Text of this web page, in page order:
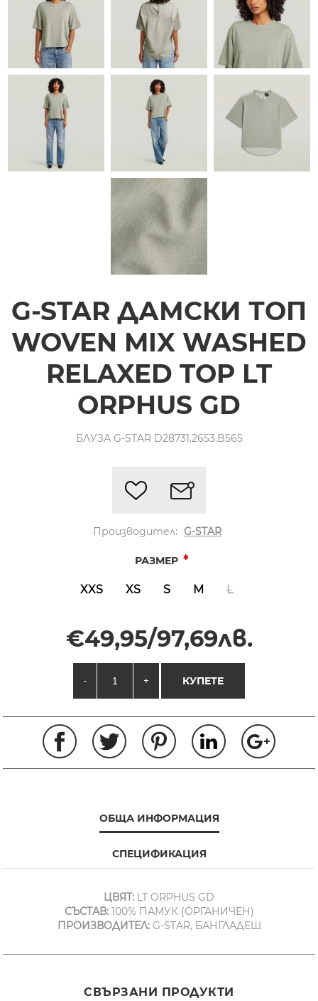
G-STAR ДАМСКИ ТОП
WOVEN MIX WASHED
RELAXED TOP LT
ORPHUS GD
БЛУЗА G-STAR D28731.2653.B565
Производител: G-STAR
РАЗМЕР *
XXS XS S M L
€49,95/97,69лв.
- + КУПЕТЕ
ОБЩА ИНФОРМАЦИЯ
СПЕЦИФИКАЦИЯ
ЦВЯТ: LT ORPHUS GD
СЪСТАВ:100% ПАМУК (ОРГАНИЧЕН)
ПРОИЗВОДИТЕЛ:G-STAR, БАНГЛАДЕШ
СВЪРЗАНИ ПРОДУКТИ